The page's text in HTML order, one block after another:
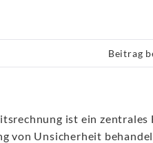
Beitrag
ist ein zentrales
von Unsicherheit